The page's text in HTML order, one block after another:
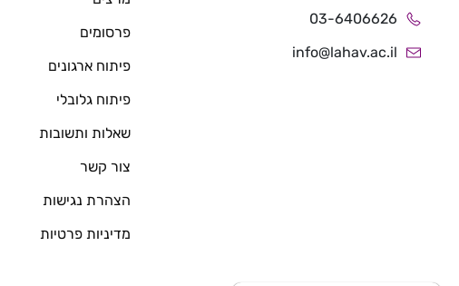
03-6406626
info@lahav.ac.il
פרסומים
פיתוח ארגונים
פיתוח גלובלי
שאלות ותשובות
צור קשר
הצהרת נגישות
מדיניות פרטיות